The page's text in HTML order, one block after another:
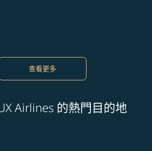
查看更多
Airlines 的熱門目的地